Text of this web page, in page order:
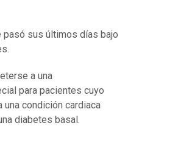
pasó sus últimos días bajo
a una
para pacientes cuyo
condición cardiaca
diabetes basal.